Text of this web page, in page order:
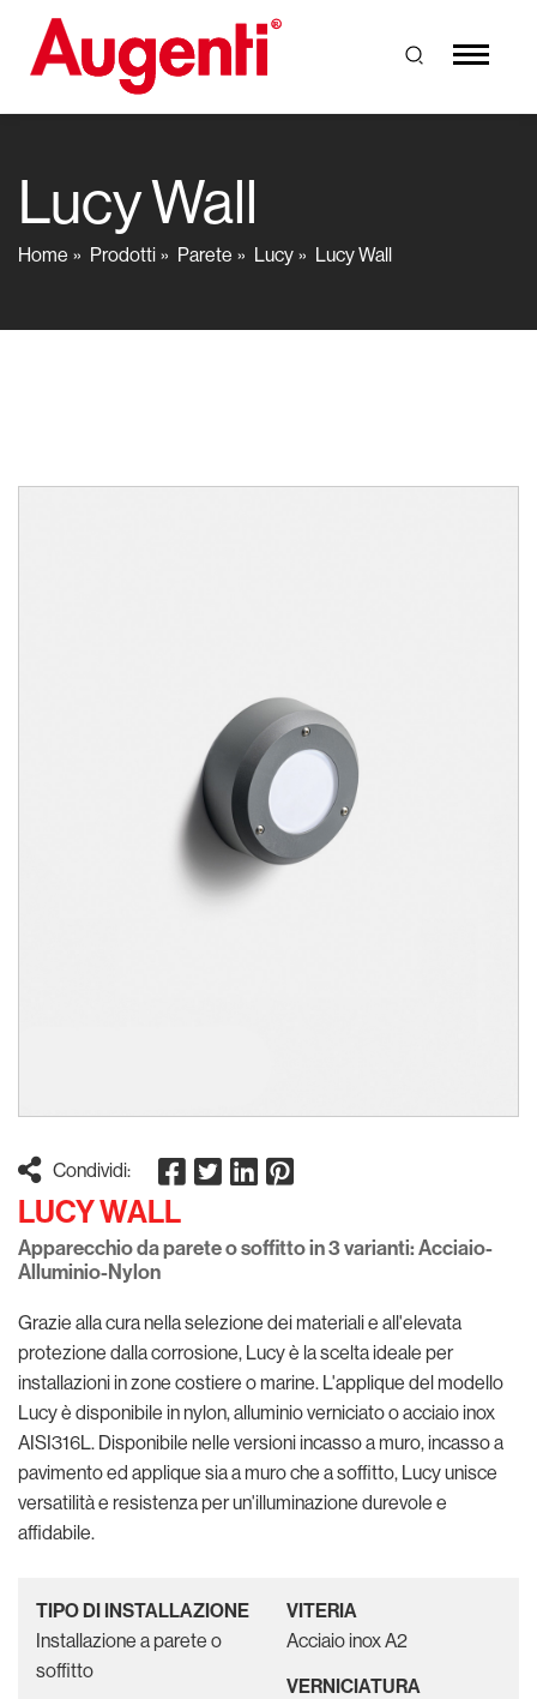
Lucy Wall
Home Prodotti Parete Lucy Lucy Wall
Condividi:
LUCY WALL
Apparecchio da parete o soffitto in 3 varianti: Acciaio-
Alluminio-Nylon
Grazie alla cura nella selezione dei materiali e all'elevata
protezione dalla corrosione, Lucy è la scelta ideale per
installazioni in zone costiere o marine. L'applique del modello
Lucy è disponibile in nylon, alluminio verniciato o acciaio inox
AISI316L. Disponibile nelle versioni incasso a muro, incasso a
pavimento ed applique sia a muro che a soffitto, Lucy unisce
versatilità e resistenza per un'illuminazione durevole e
affidabile.
TIPO DI INSTALLAZIONE
Installazione a parete o
soffitto
VITERIA
Acciaio inox A2
VERNICIATURA